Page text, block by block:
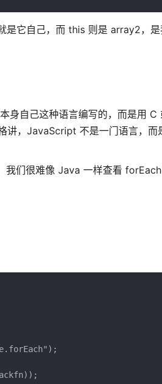
是它自己，而 this 则是 array2，
身自己这种语言编写的，而是用
，JavaScript 不是一门语言，而
我们很难像 Java 一样查看